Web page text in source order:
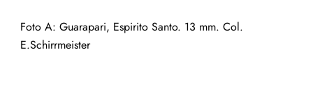
Foto A: Guarapari, Espirito Santo. 13 mm. Col.
E.Schirrmeister